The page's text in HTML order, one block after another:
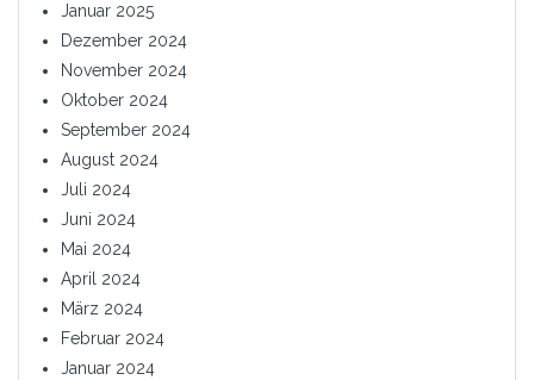
Januar 2025
Dezember 2024
November 2024
Oktober 2024
September 2024
August 2024
Juli 2024
Juni 2024
Mai 2024
April 2024
März 2024
Februar 2024
Januar 2024